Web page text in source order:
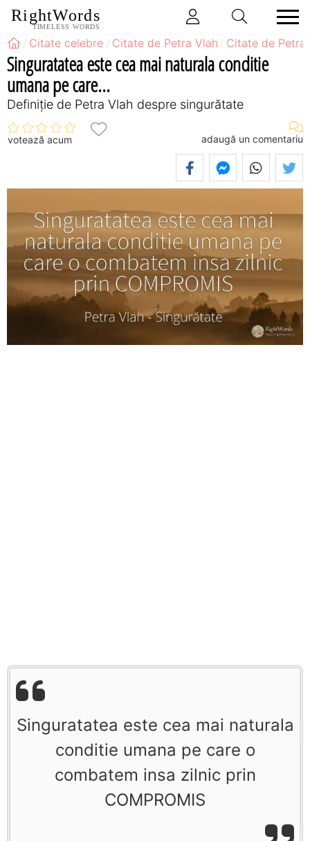
RightWords
TIMELESS WORDS
Citate celebre Citate de Petra Vlah Citate de Petra
Singuratatea este cea mai naturala conditie
umana pe care...
Definiţie de Petra Vlah despre singurătate
votează acum adaugă un comentariu
Singuratatea este cea mai naturala
conditie umana pe care o
combatem insa zilnic prin
COMPROMIS